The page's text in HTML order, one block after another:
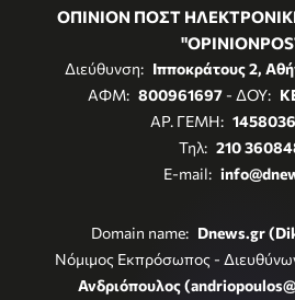
ΟΠΙΝΙΟΝ ΠΟΣΤ
Διεύθυνση: Ιπποκράτους 2,
ΑΦΜ: 800961697- ΔΟΥ:
ΑΡ. ΓΕΜΗ:
Τηλ: 210
E-mail:
Domain name: Dnews.gr
Νόμιμος Εκπρόσωπος -
Ανδριόπουλος